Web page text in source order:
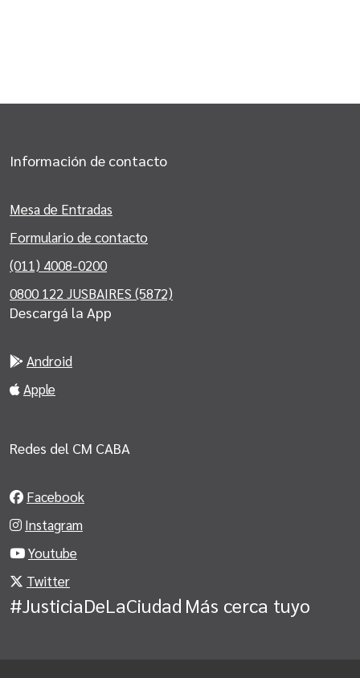
Información de contacto
Mesa de Entradas
Formulario de contacto
(011) 4008-0200
0800 122 JUSBAIRES (5872)
Descargá la App
Android
Apple
Redes del CM CABA
Facebook
Instagram
Youtube
Twitter
#JusticiaDeLaCiudad Más cerca tuyo